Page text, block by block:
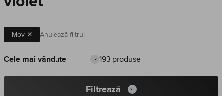
Mov Anulează filtrul
193 produse
Filtrează